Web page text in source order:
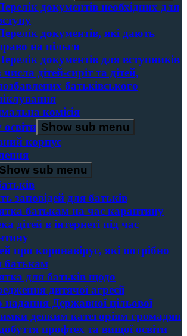
документів необхідних для
документів, які дають
на пільги
документів для вступників
числа дітей-сиріт та дітей,
батьківського
комісія
Show sub menu
корпус
Show sub menu
заповідей для батьків
батькам на час карантину
дітей в інтернеті під час
про коронавірус, які потрібно
батькам
для батьків щодо
дитячої агресії
Державної цільової
деяким категоріям громадян
профтех та вищої освіти